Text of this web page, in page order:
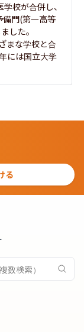
校が合併し、
門(第一高等
した。
まな学校と合
には国立大学
る